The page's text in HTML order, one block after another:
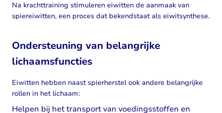
Na krachttraining stimuleren eiwitten de aanmaak van
spiereiwitten, een proces dat bekendstaat als eiwitsynthese.
Ondersteuning van belangrijke
lichaamsfuncties
Eiwitten hebben naast spierherstel ook andere belangrijke
rollen in het lichaam:
Helpen bij het transport van voedingsstoffen en